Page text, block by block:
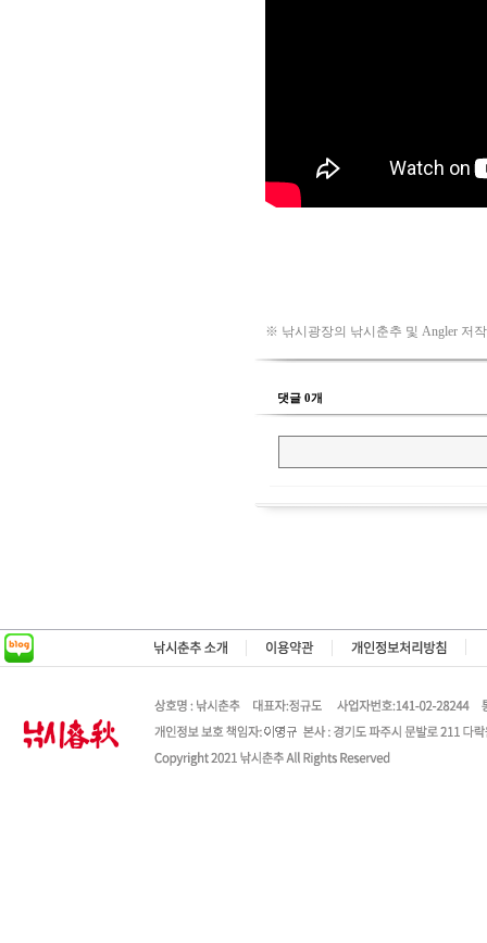
※ 낚시광장의 낚시춘추 및 Angler 저
댓글 0개